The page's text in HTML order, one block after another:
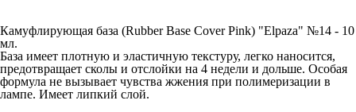
Камуфлирующая база (Rubber Base Cover Pink) "Elpaza" №14 - 10
мл.
База имеет плотную и эластичную текстуру, легко наносится,
предотвращает сколы и отслойки на 4 недели и дольше. Особая
формула не вызывает чувства жжения при полимеризации в
лампе. Имеет липкий слой.